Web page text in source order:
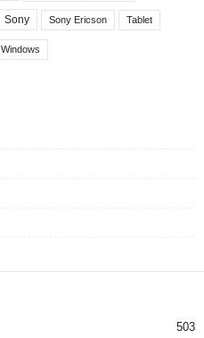
Sony Sony Ericson Tablet
Windows
503